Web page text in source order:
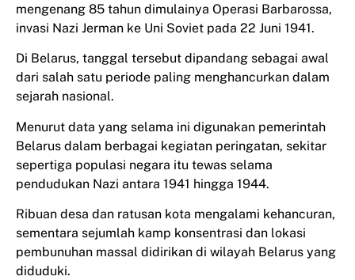
mengenang 85 tahun dimulainya Operasi Barbarossa,
invasi Nazi Jerman ke Uni Soviet pada 22 Juni 1941.
Di Belarus, tanggal tersebut dipandang sebagai awal
dari salah satu periode paling menghancurkan dalam
sejarah nasional.
Menurut data yang selama ini digunakan pemerintah
Belarus dalam berbagai kegiatan peringatan, sekitar
sepertiga populasi negara itu tewas selama
pendudukan Nazi antara 1941 hingga 1944.
Ribuan desa dan ratusan kota mengalami kehancuran,
sementara sejumlah kamp konsentrasi dan lokasi
pembunuhan massal didirikan di wilayah Belarus yang
diduduki.